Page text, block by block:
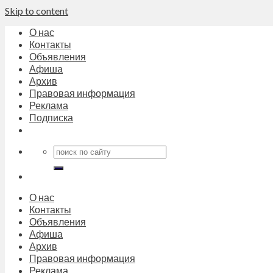
Skip to content
О нас
Контакты
Объявления
Афиша
Архив
Правовая информация
Реклама
Подписка
О нас
Контакты
Объявления
Афиша
Архив
Правовая информация
Реклама